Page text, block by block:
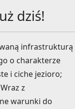
dziś!
infrastrukturą
o charakterze
i ciche jezioro;
z
warunki do